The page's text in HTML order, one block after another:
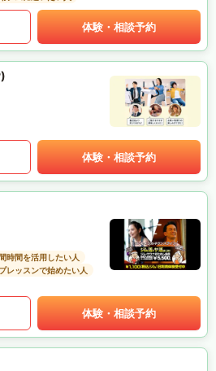
体験・相談予約
体験・相談予約
時間を活用したい人
レッスンで始めたい人
体験・相談予約